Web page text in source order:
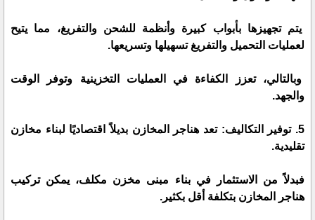
يتم تجهيزها بأبواب كبيرة وأنظمة للشحن والتفريغ، مما يتيح
لعمليات التحميل والتفريغ تسهيلها وتسريعها.
وبالتالي، تعزز الكفاءة في العمليات التخزينية وتوفر الوقت
والجهد.
5. توفير التكاليف: تعد هناجر المخازن بديلاً اقتصاديًا لبناء مخازن
تقليدية.
فبدلاً من الاستثمار في بناء مبنى مخزن مكلف، يمكن تركيب
هناجر المخازن بتكلفة أقل بكثير.